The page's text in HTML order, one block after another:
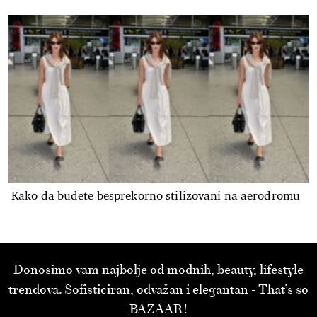
Kako da budete besprekorno stilizovani na aerodromu
Donosimo vam najbolje od modnih, beauty, lifestyle
trendova. Sofisticiran, odvažan i elegantan - That’s so
BAZAAR!